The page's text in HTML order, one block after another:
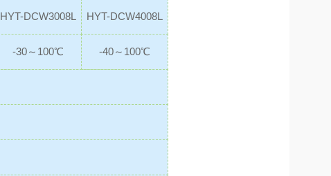
HYT-DCW3008L HYT-DCW4008L
-30～100℃ -40～100℃